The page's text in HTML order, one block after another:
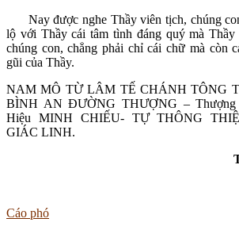
Nay được nghe Thầy viên tịch, chúng
lộ với Thầy cái tâm tình đáng quý mà Thầy
chúng con, chẳng phải chỉ cái chữ mà còn
gũi của Thầy.
NAM MÔ TỪ LÂM TẾ CHÁNH TÔNG
BÌNH AN ĐƯỜNG THƯỢNG –
Hiệu MINH CHIẾU- TỰ THÔNG
GIÁC LINH.
Cáo phó